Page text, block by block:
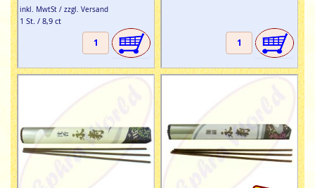
inkl. MwtSt / zzgl. Versand
1 St. / 8,9 ct